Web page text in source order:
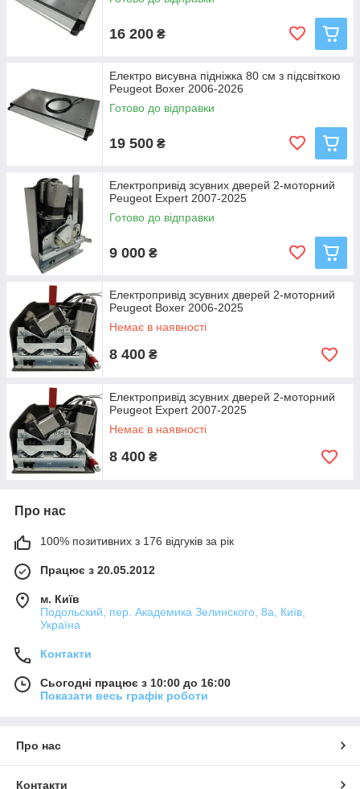
16 200 ₴
Електро висувна підніжка 80 см з підсвіткою
Peugeot Boxer 2006-2026
Готово до відправки
19 500 ₴
Електропривід зсувних дверей 2-моторний
Peugeot Expert 2007-2025
Готово до відправки
9 000 ₴
Електропривід зсувних дверей 2-моторний
Peugeot Boxer 2006-2025
Немає в наявності
8 400 ₴
Електропривід зсувних дверей 2-моторний
Peugeot Expert 2007-2025
Немає в наявності
8 400 ₴
Про нас
100% позитивних з 176 відгуків за рік
Працює з 20.05.2012
м. Київ
Подольский, пер. Академика Зелинского, 8а, Київ,
Україна
Контакти
Сьогодні працює з 10:00 до 16:00
Показати весь графік роботи
Про нас
Контакти